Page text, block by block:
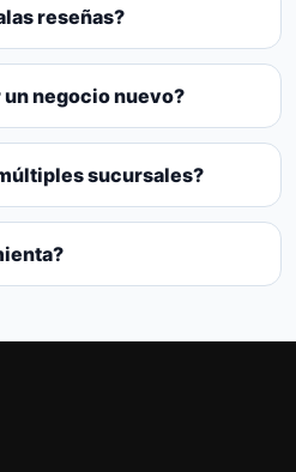
reseñas?
negocio nuevo?
sucursales?